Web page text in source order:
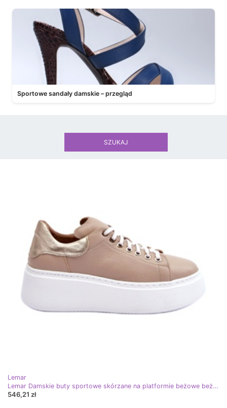
Sportowe sandały damskie – przegląd
Lemar
Lemar Damskie buty sportowe skórzane na platformie beżowe beżowy
546,21 zł
SZUKAJ